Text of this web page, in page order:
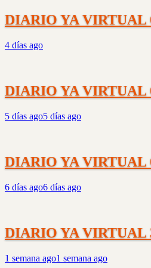
DIARIO YA VIRTUAL
4 días ago
DIARIO YA VIRTUAL
5 días ago5 días ago
DIARIO YA VIRTUAL
6 días ago6 días ago
DIARIO YA VIRTUAL
1 semana ago1 semana ago